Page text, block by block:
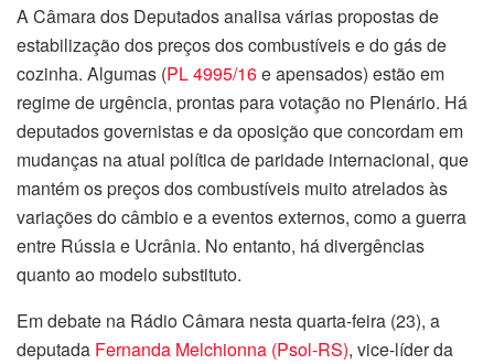
A Câmara dos Deputados analisa várias propostas de
estabilização dos preços dos combustíveis e do gás de
cozinha. Algumas (PL 4995/16eapensados) estão em
regime de urgência, prontas para votação no Plenário. Há
deputados governistas e da oposição que concordam em
mudanças na atual política de paridade internacional, que
mantém os preços dos combustíveis muito atrelados às
variações do câmbio e a eventos externos, como a guerra
entre Rússia e Ucrânia. No entanto, há divergências
quanto ao modelo substituto.
Em debate na Rádio Câmara nesta quarta-feira (23), a
deputada Fernanda Melchionna (Psol-RS), vice-líder da